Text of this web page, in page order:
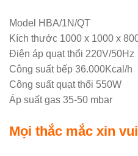
Model HBA/1N/QT
Kích thước 1000 x 1000 x
Điện áp quạt thổi 220V/50Hz
Công suất bếp 36.000Kcal/h
Công suất quạt thổi 550W
Áp suất gas 35-50 mbar
Mọi thắc mắc xin